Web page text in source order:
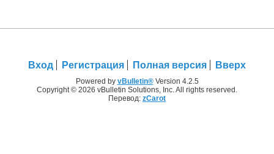
Вход Регистрация Полная версия Вверх
Powered by vBulletin®Version 4.2.5
Copyright © 2026 vBulletin Solutions, Inc. All rights reserved.
Перевод: zCarot